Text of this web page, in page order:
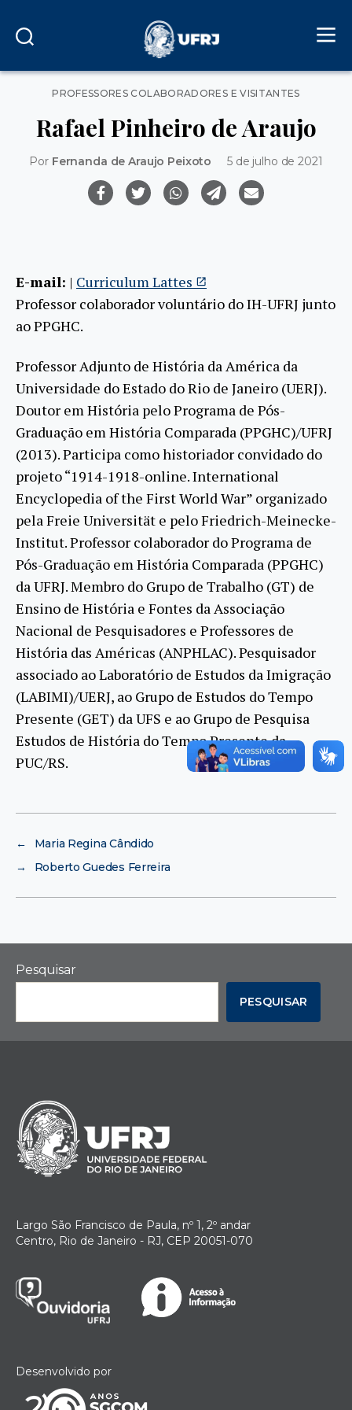
Categorias
PROFESSORES COLABORADORES E VISITANTES
Rafael Pinheiro de Araujo
Por Fernanda de Araujo Peixoto 5 de julho de 2021
E-mail: | Curriculum Lattes
Professor colaborador voluntário do IH-UFRJ junto
ao PPGHC.
Professor Adjunto de História da América da
Universidade do Estado do Rio de Janeiro (UERJ).
Doutor em História pelo Programa de Pós-
Graduação em História Comparada (PPGHC)/UFRJ
(2013). Participa como historiador convidado do
projeto “1914-1918-online. International
Encyclopedia of the First World War” organizado
pela Freie Universität e pelo Friedrich-Meinecke-
Institut. Professor colaborador do Programa de
Pós-Graduação em História Comparada (PPGHC)
da UFRJ. Membro do Grupo de Trabalho (GT) de
Ensino de História e Fontes da Associação
Nacional de Pesquisadores e Professores de
História das Américas (ANPHLAC). Pesquisador
associado ao Laboratório de Estudos da Imigração
(LABIMI)/UERJ, ao Grupo de Estudos do Tempo
Presente (GET) da UFS e ao Grupo de Pesquisa
Estudos de História do Tempo Presente da
PUC/RS.
←
Maria Regina Cândido
→
Roberto Guedes Ferreira
Pesquisar
PESQUISAR
Largo São Francisco de Paula, nº 1, 2º andar
Centro, Rio de Janeiro - RJ, CEP 20051-070
Desenvolvido por